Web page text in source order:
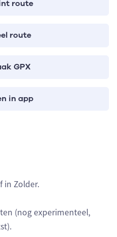
route
route
GPX
in app
in Zolder.
(nog experimenteel,